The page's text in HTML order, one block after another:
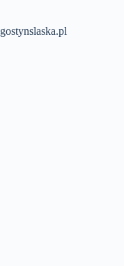
treści
gostynslaska.pl